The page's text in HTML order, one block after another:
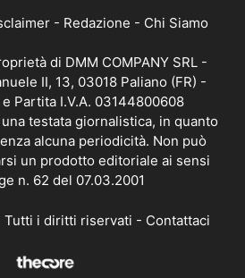
- Redazione - Chi Siamo
di DMM COMPANY SRL -
II, 13, 03018 Paliano (FR) -
Partita I.V.A. 03144800608
testata giornalistica, in quanto
alcuna periodicità. Non può
un prodotto editoriale ai sensi
n. 62 del 07.03.2001
i diritti riservati - Contattaci